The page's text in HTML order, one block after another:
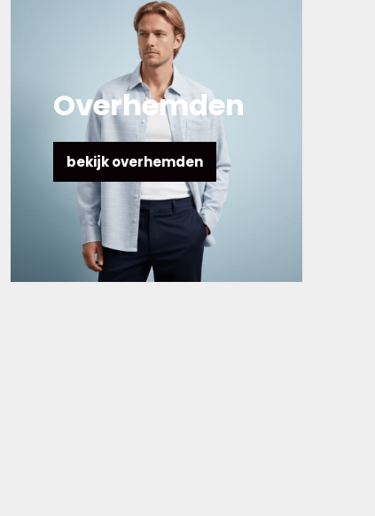
Overhemden
bekijk overhemden